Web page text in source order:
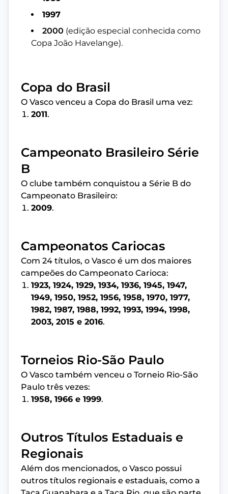
1997
2000 (edição especial conhecida como
Copa João Havelange).
Copa do Brasil
O Vasco venceu a Copa do Brasil uma vez:
2011.
Campeonato Brasileiro Série
B
O clube também conquistou a Série B do
Campeonato Brasileiro:
2009.
Campeonatos Cariocas
Com 24 títulos, o Vasco é um dos maiores
campeões do Campeonato Carioca:
1923, 1924, 1929, 1934, 1936, 1945, 1947,
1949, 1950, 1952, 1956, 1958, 1970, 1977,
1982, 1987, 1988, 1992, 1993, 1994, 1998,
2003, 2015 e 2016.
Torneios Rio-São Paulo
O Vasco também venceu o Torneio Rio-São
Paulo três vezes:
1958, 1966 e 1999.
Outros Títulos Estaduais e
Regionais
Além dos mencionados, o Vasco possui
outros títulos regionais e estaduais, como a